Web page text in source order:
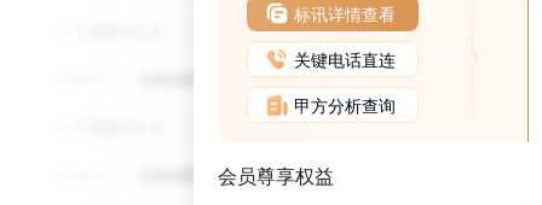
标讯详情查看
关键电话直连
甲方分析查询
会员尊享权益